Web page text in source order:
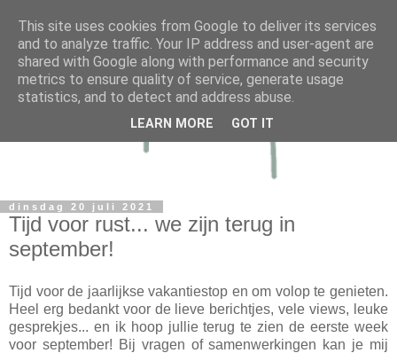
dinsdag 20 juli 2021
Tijd voor rust... we zijn terug in
september!
Tijd voor de jaarlijkse vakantiestop en om volop te genieten.
Heel erg bedankt voor de lieve berichtjes, vele views, leuke
gesprekjes... en ik hoop jullie terug te zien de eerste week
voor september! Bij vragen of samenwerkingen kan je mij
This site uses cookies from Google to deliver its services
and to analyze traffic. Your IP address and user-agent are
shared with Google along with performance and security
metrics to ensure quality of service, generate usage
statistics, and to detect and address abuse.
LEARN MORE GOT IT